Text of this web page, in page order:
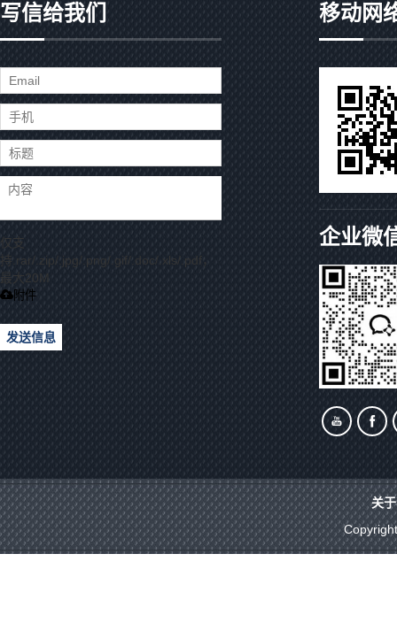
写信给我们
仅支
持.rar/.zip/.jpg/.png/.gif/.doc/.xls/.pdf，
最大20M
附件
发送信息
移动网
企业微
关